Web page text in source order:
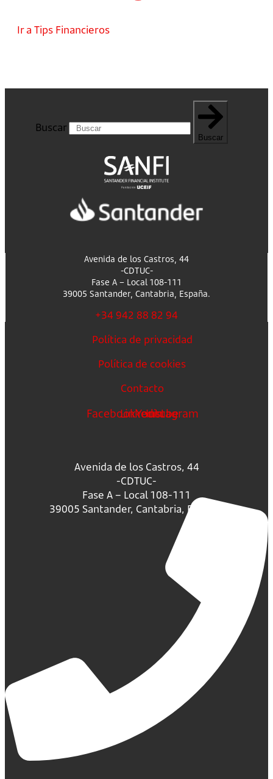
Ir a Tips Financieros
Buscar
Buscar
Avenida de los Castros, 44
-CDTUC-
Fase A – Local 108-111
39005 Santander, Cantabria, España.
+34 942 88 82 94
Política de privacidad
Política de cookies
Contacto
FacebookLinkedin
Youtube
Instagram
Avenida de los Castros, 44
-CDTUC-
Fase A – Local 108-111
39005 Santander, Cantabria, España.